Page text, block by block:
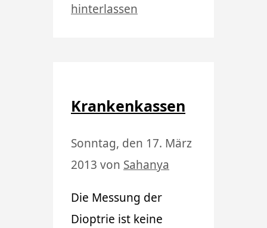
hinterlassen
Krankenkassen
Sonntag, den 17. März
2013 von Sahanya
Die Messung der
Dioptrie ist keine